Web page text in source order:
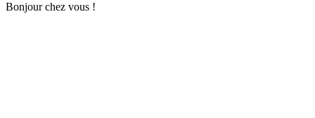
Bonjour chez vous !